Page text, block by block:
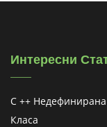
Интересни
C ++
Класа